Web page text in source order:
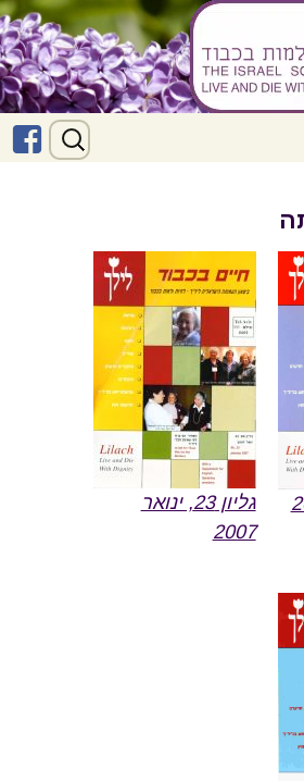
ולמות בכבוד חיפוש:
גליון 23, ינואר
2007